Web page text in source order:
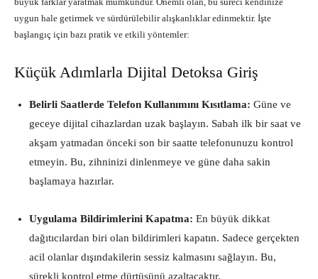
uygun hale getirmek ve sürdürülebilir alışkanlıklar edinmektir. İşte
başlangıç için bazı pratik ve etkili yöntemler:
Küçük Adımlarla Dijital Detoksa Giriş
Belirli Saatlerde Telefon Kullanımını Kısıtlama: Güne ve
geceye dijital cihazlardan uzak başlayın. Sabah ilk bir saat ve
akşam yatmadan önceki son bir saatte telefonunuzu kontrol
etmeyin. Bu, zihninizi dinlenmeye ve güne daha sakin
başlamaya hazırlar.
Uygulama Bildirimlerini Kapatma: En büyük dikkat
dağıtıcılardan biri olan bildirimleri kapatın. Sadece gerçekten
acil olanlar dışındakilerin sessiz kalmasını sağlayın. Bu,
sürekli kontrol etme dürtüsünü azaltacaktır.